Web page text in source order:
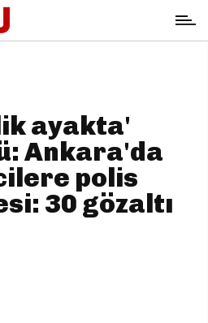
ayakta'
Ankara'da
polis
30 gözaltı